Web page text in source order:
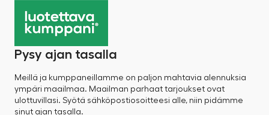
Pysy ajan tasalla
Meillä ja kumppaneillamme on paljon mahtavia alennuksia
ympäri maailmaa. Maailman parhaat tarjoukset ovat
ulottuvillasi. Syötä sähköpostiosoitteesi alle, niin pidämme
sinut ajan tasalla.